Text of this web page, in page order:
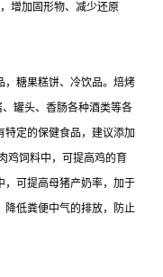
增加固形物、减少还原
，糖果糕饼、冷饮品。焙烤
罐头、香肠各种酒类等各
定的保健食品，建议添加
鸡饲料中，可提高鸡的育
，可提高母猪产奶率，加于
降低粪便中气的排放，防止